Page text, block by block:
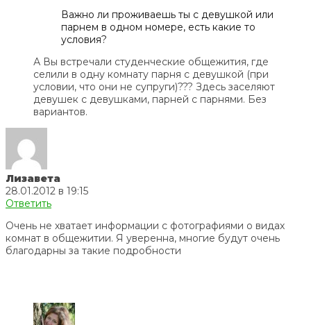
Важно ли проживаешь ты с девушкой или
парнем в одном номере, есть какие то
условия?
А Вы встречали студенческие общежития, где
селили в одну комнату парня с девушкой (при
условии, что они не супруги)??? Здесь заселяют
девушек с девушками, парней с парнями. Без
вариантов.
Лизавета
28.01.2012 в 19:15
Ответить
Очень не хватает информации с фотографиями о видах
комнат в общежитии. Я уверенна, многие будут очень
благодарны за такие подробности